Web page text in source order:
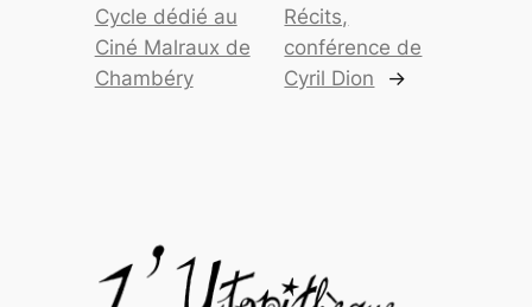
Cycle dédié au
Ciné Malraux de
Chambéry
Récits,
conférence de
Cyril Dion
→